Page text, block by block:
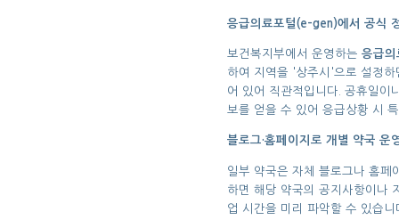
응급의료포털(e-gen)에서 공식
보건복지부에서 운영하는응급
하여 지역을 '상주시'으로 설정
어 있어 직관적입니다. 공휴일이
보를 얻을 수 있어 응급상황 시
블로그·홈페이지로 개별 약국 운
일부 약국은 자체 블로그나 홈페
하면 해당 약국의 공지사항이나
업 시간을 미리 파악할 수 있습